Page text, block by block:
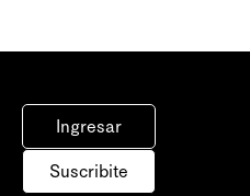
Ingresar
Suscribite